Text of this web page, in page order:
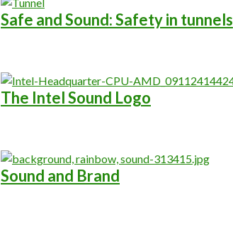
Safe and Sound: Safety in tunnels
The Intel Sound Logo
Sound and Brand